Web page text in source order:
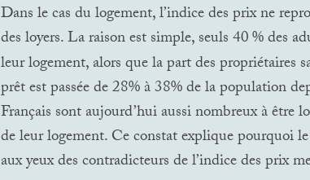
Dans le cas du logement, l’indice des prix ne
des loyers. La raison est simple, seuls 40% des
leur logement, alors que la part des propriétaires
prêt est passée de 28% à 38% de la population
Français sont aujourd’hui aussi nombreux à être
de leur logement. Ce constat explique pourquoi
aux yeux des contradicteurs de l’indice des prix